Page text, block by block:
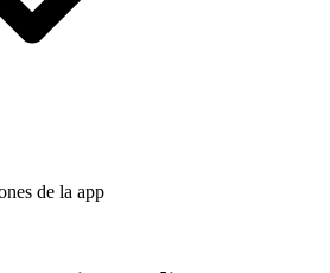
de la app